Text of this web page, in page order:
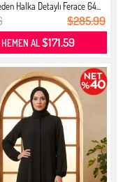
Halka Detaylı Ferace 64...
$285.99
HEMEN AL$171.59